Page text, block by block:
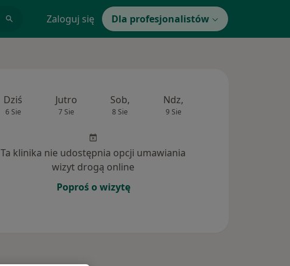
Zaloguj się Dla profesjonalistów
Dziś
6 Sie
Jutro
7 Sie
Sob,
8 Sie
Ndz,
9 Sie
Ta klinika nie udostępnia opcji umawiania
wizyt drogą online
Poproś o wizytę